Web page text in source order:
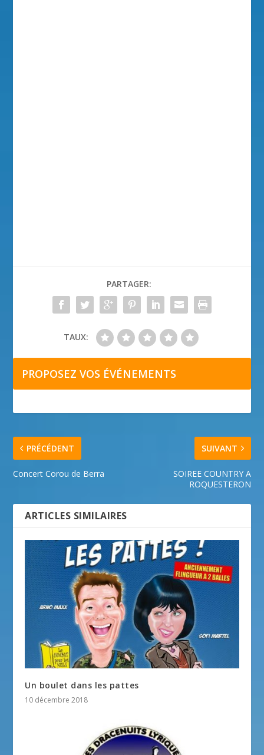
PARTAGER:
TAUX:
PROPOSEZ VOS ÉVÉNEMENTS
PRÉCÉDENT
Concert Corou de Berra
SUIVANT
SOIREE COUNTRY A
ROQUESTERON
ARTICLES SIMILAIRES
Un boulet dans les pattes
10 décembre 2018